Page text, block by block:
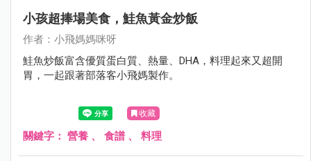
小孩超捧場美食，鮭魚黃金炒飯
作者：小飛媽媽咪呀
鮭魚炒飯富含優質蛋白質、熱量、DHA，料理起來又超開
胃，一起跟著部落客小飛媽製作。
收藏
關鍵字： 營養 、 食譜 、 料理